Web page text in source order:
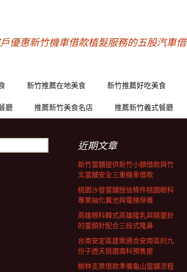
優惠新竹機車借款植髮服務的五股汽車
新竹推薦在地美食 新竹推薦好吃美食
廳 推薦新竹美食名店 推薦新竹義式餐廳
近期文章
新竹當舖提供新竹小額借款與竹
北當舖安全三重機車借款
桃園沙發當舖授信條件桃園眼科
專業抽化糞池與電梯保養
高雄眼科韓式高雄隆乳與精靈針
的童顏針配合三段式隆鼻
台南安定區建案適合安南區的九
份子透天挑選南科預售屋
樹林支票借款準備龜山當舖流程